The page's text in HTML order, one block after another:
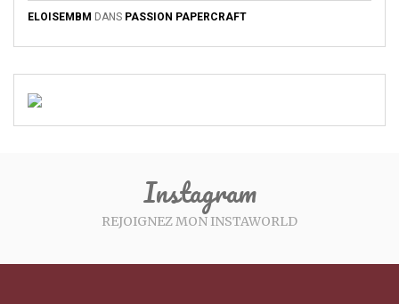
ELOISEMBM DANS PASSION PAPERCRAFT
Instagram
REJOIGNEZ MON INSTAWORLD